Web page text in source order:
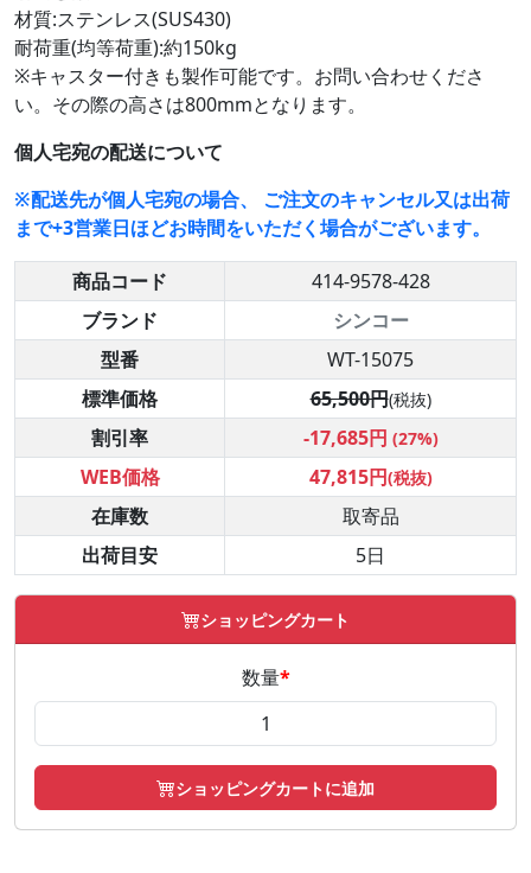
材質:ステンレス(SUS430)
耐荷重(均等荷重):約150kg
※キャスター付きも製作可能です。お問い合わせくださ
い。その際の高さは800mmとなります。
個人宅宛の配送について
※配送先が個人宅宛の場合、 ご注文のキャンセル又は出荷
まで+3営業日ほどお時間をいただく場合がございます。
商品コード
414-9578-428
ブランド
シンコー
型番
WT-15075
標準価格
65,500円(税抜)
割引率 -17,685円 (27%)
WEB価格 47,815円(税抜)
在庫数
取寄品
出荷目安
5日
ショッピングカート
数量*
ショッピングカートに追加